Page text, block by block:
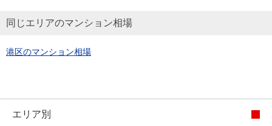
同じエリアのマンション相場
港区のマンション相場
エリア別